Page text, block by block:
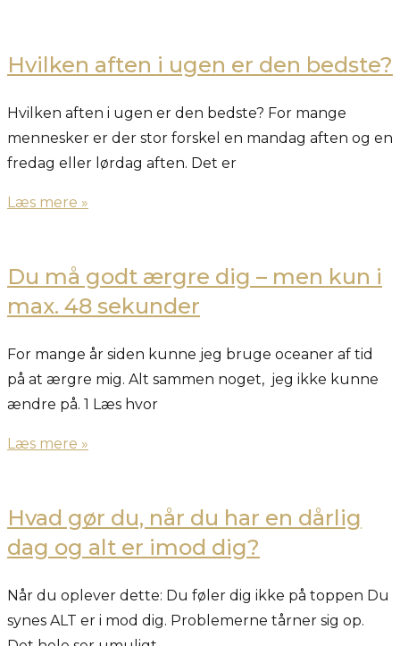
Hvilken aften i ugen er den bedste?
Hvilken aften i ugen er den bedste? For mange
mennesker er der stor forskel en mandag aften og en
fredag eller lørdag aften. Det er
Læs mere »
Du må godt ærgre dig – men kun i
max. 48 sekunder
For mange år siden kunne jeg bruge oceaner af tid
på at ærgre mig. Alt sammen noget, jeg ikke kunne
ændre på. 1 Læs hvor
Læs mere »
Hvad gør du, når du har en dårlig
dag og alt er imod dig?
Når du oplever dette: Du føler dig ikke på toppen Du
synes ALT er i mod dig. Problemerne tårner sig op.